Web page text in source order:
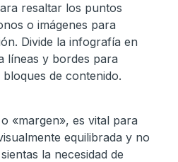
resaltar los puntos
o imágenes para
Divide la infografía en
líneas y bordes para
de contenido.
«margen», es vital para
equilibrada y no
la necesidad de